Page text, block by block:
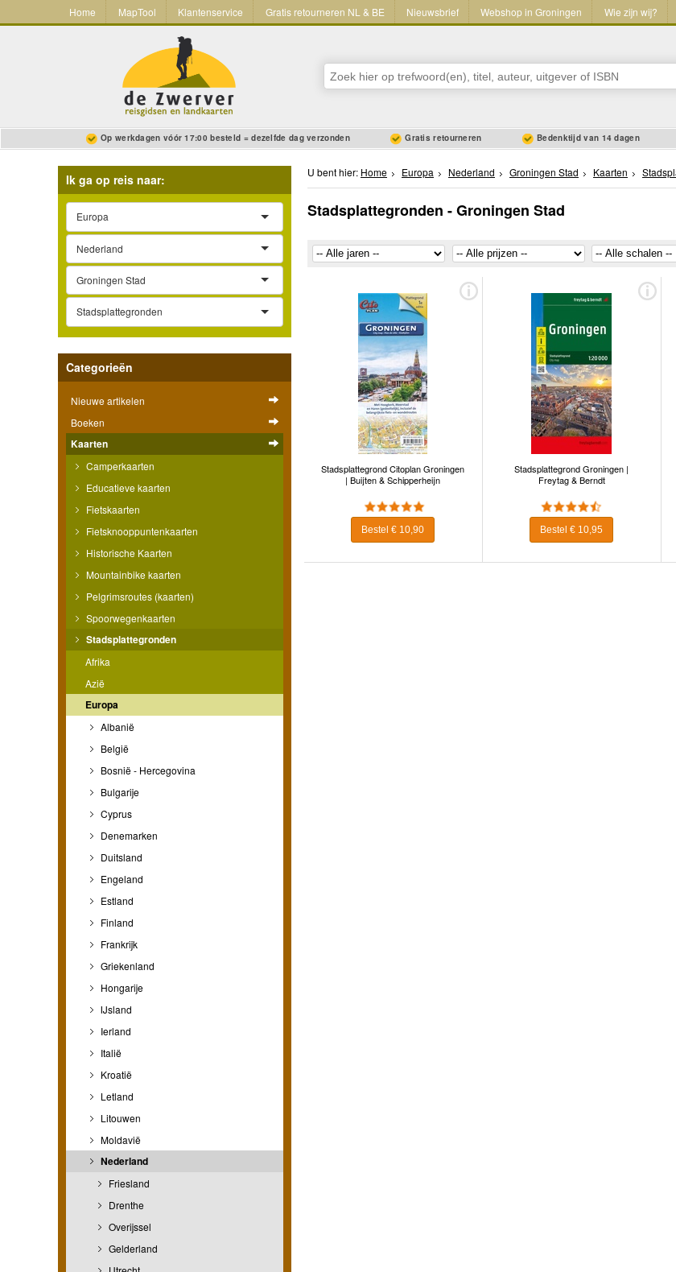
Home MapTool Klantenservice Gratis retourneren NL & BE Nieuwsbrief Webshop in Groningen Wie zijn wij?
Op werkdagen vóór 17:00 besteld = dezelfde dag verzonden Gratis retourneren Bedenktijd van 14 dagen
Ik ga op reis naar:
Europa
Nederland
Groningen Stad
Stadsplattegronden
Categorieën
Nieuwe artikelen
Boeken
Kaarten
Camperkaarten
Educatieve kaarten
Fietskaarten
Fietsknooppuntenkaarten
Historische Kaarten
Mountainbike kaarten
Pelgrimsroutes (kaarten)
Spoorwegenkaarten
Stadsplattegronden
Afrika
Azië
Europa
Albanië
België
Bosnië - Hercegovina
Bulgarije
Cyprus
Denemarken
Duitsland
Engeland
Estland
Finland
Frankrijk
Griekenland
Hongarije
IJsland
Ierland
Italië
Kroatië
Letland
Litouwen
Moldavië
Nederland
Friesland
Drenthe
Overijssel
Gelderland
U bent hier: Home Europa Nederland Groningen Stad Kaarten
Stadsplattegronden - Groningen Stad
Stadsplattegrond Citoplan Groningen
| Buijten & Schipperheijn
Bestel € 10,90
Stadsplattegrond Groningen |
Freytag & Berndt
Bestel € 10,95